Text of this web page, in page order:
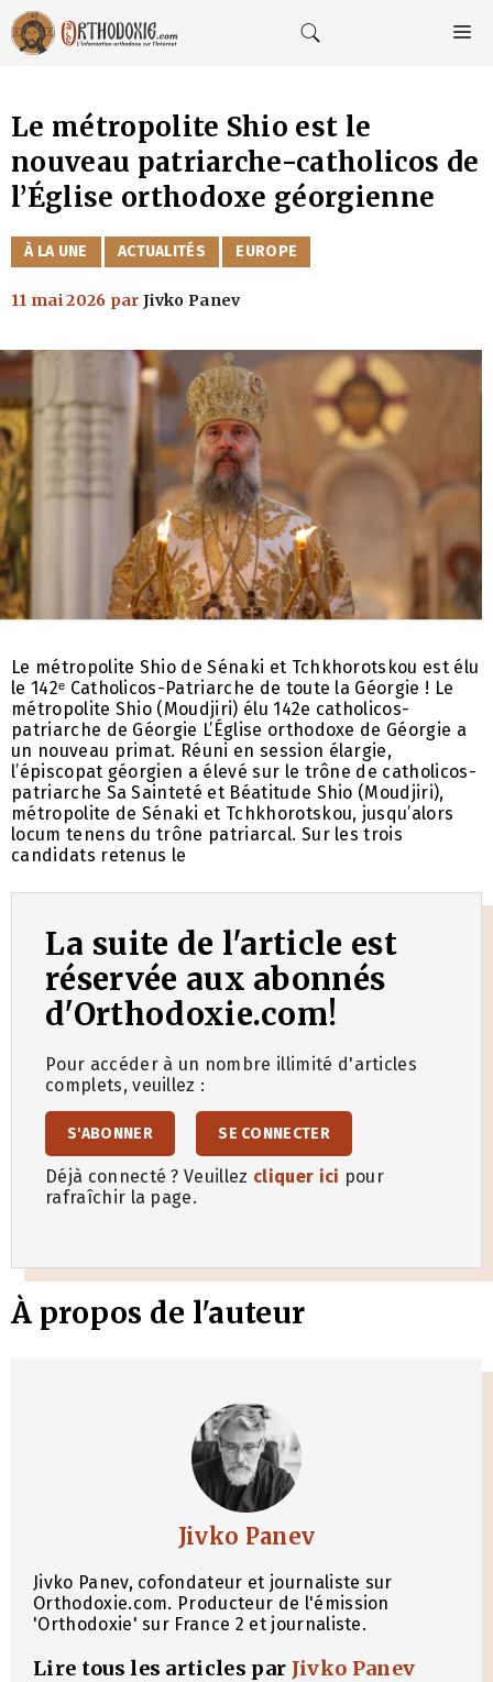
Aller
au
contenu
Le métropolite Shio est le
nouveau patriarche-catholicos de
l’Église orthodoxe géorgienne
CATÉGORIES
À LA UNE ACTUALITÉS EUROPE
11 mai 2026 parJivko Panev
Le métropolite Shio de Sénaki et Tchkhorotskou est élu
le 142ᵉ Catholicos-Patriarche de toute la Géorgie ! Le
métropolite Shio (Moudjiri) élu 142e catholicos-
patriarche de Géorgie L’Église orthodoxe de Géorgie a
un nouveau primat. Réuni en session élargie,
l’épiscopat géorgien a élevé sur le trône de catholicos-
patriarche Sa Sainteté et Béatitude Shio (Moudjiri),
métropolite de Sénaki et Tchkhorotskou, jusqu’alors
locum tenens du trône patriarcal. Sur les trois
candidats retenus le
La suite de l'article est
réservée aux abonnés
d'Orthodoxie.com!
Pour accéder à un nombre illimité d'articles
complets, veuillez :
S'ABONNER SE CONNECTER
Déjà connecté ? Veuillez cliquer ici pour
rafraîchir la page.
À propos de l'auteur
Jivko Panev
Jivko Panev, cofondateur et journaliste sur
Orthodoxie.com. Producteur de l'émission
'Orthodoxie' sur France 2 et journaliste.
Lire tous les articles par Jivko Panev